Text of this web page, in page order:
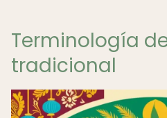
Terminología
tradicional